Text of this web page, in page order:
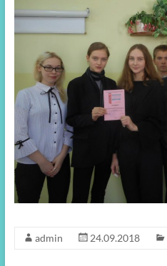
admin 24.09.2018